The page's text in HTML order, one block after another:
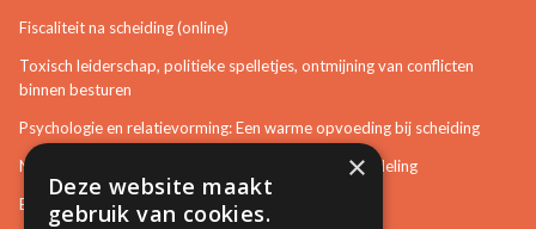
Fiscaliteit na scheiding (online)
Toxisch leiderschap, politieke spelletjes, ontmijning van conflicten
binnen besturen
Psychologie en relatievorming: Een warme opvoeding bij scheiding
Neurotisch of afwijkend gedrag herkennen in bemiddeling
Bemiddeling in bouwzaken
×
Deze website maakt
gebruik van cookies.